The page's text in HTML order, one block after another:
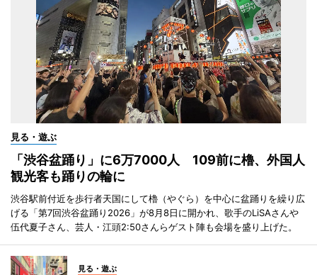
見る・遊ぶ
「渋谷盆踊り」に6万7000人 109前に櫓、外国人
観光客も踊りの輪に
渋谷駅前付近を歩行者天国にして櫓（やぐら）を中心に盆踊りを繰り広
げる「第7回渋谷盆踊り2026」が8月8日に開かれ、歌手のLiSAさんや
伍代夏子さん、芸人・江頭2:50さんらゲスト陣も会場を盛り上げた。
見る・遊ぶ